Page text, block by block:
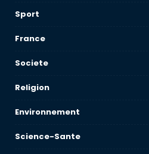
Sport
France
Societe
Religion
Environnement
Science-Sante